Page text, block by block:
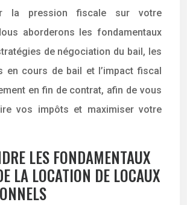
la pression fiscale sur votre
aborderons les fondamentaux
de négociation du bail, les
en cours de bail et l’impact fiscal
en fin de contrat, afin de vous
vos impôts et maximiser votre
LES FONDAMENTAUX
LA LOCATION DE LOCAUX